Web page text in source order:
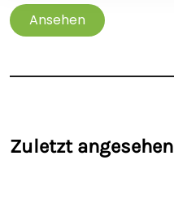
Ansehen
Zuletzt angesehen